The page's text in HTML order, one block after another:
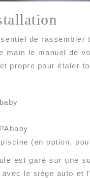
de
main le manuel de
propre pour étaler
(en option,
est garé sur une
le siège auto et